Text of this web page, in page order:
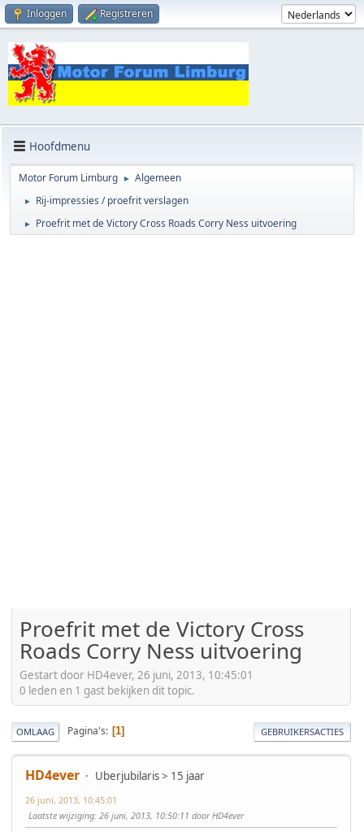
Inloggen Registreren
Hoofdmenu
Motor Forum Limburg ► Algemeen
► Rij-impressies / proefrit verslagen
► Proefrit met de Victory Cross Roads Corry Ness uitvoering
Proefrit met de Victory Cross
Roads Corry Ness uitvoering
Gestart door HD4ever, 26 juni, 2013, 10:45:01
0 leden en 1 gast bekijken dit topic.
OMLAAG Pagina's 1 GEBRUIKERSACTIES
HD4ever Uberjubilaris > 15 jaar
26 juni, 2013, 10:45:01
Laatste wijziging: 26 juni, 2013, 10:50:11 door HD4ever